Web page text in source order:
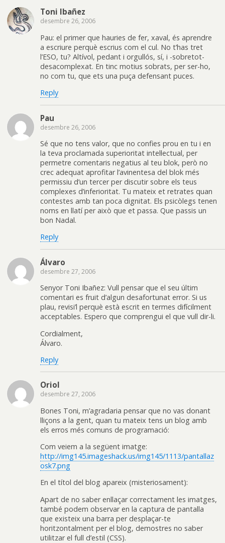
Toni Ibañez
desembre 26, 2006
Pau: el primer que hauries de fer, xaval, és aprendre
a escriure perquè escrius com el cul. No t’has tret
l’ESO, tu? Altívol, pedant i orgullós, sí, i -sobretot-
desacomplexat. En tinc motius sobrats, per ser-ho,
no com tu, que ets una puça defensant puces.
Reply
Pau
desembre 26, 2006
Sé que no tens valor, que no confies prou en tu i en
la teva proclamada superioritat intel·lectual, per
permetre comentaris negatius al teu blok, però no
crec adequat aprofitar l’avinentesa del blok més
permissiu d’un tercer per discutir sobre els teus
complexes d’inferioritat. Tu mateix et retrates quan
contestes amb tan poca dignitat. Els psicòlegs tenen
noms en llatí per això que et passa. Que passis un
bon Nadal.
Reply
Álvaro
desembre 27, 2006
Senyor Toni Ibañez: Vull pensar que el seu últim
comentari es fruit d’algun desafortunat error. Si us
plau, revisi’l perquè està escrit en termes difícilment
acceptables. Espero que comprengui el que vull dir-li.
Cordialment,
Álvaro.
Reply
Oriol
desembre 27, 2006
Bones Toni, m’agradaria pensar que no vas donant
lliçons a la gent, quan tu mateix tens un blog amb
els erros més comuns de programació:
Com veiem a la següent imatge:
http://img145.imageshack.us/img145/1113/pantallaz
osk7.png
En el títol del blog apareix (misteriosament):
Apart de no saber enllaçar correctament les imatges,
també podem observar en la captura de pantalla
que existeix una barra per desplaçar-te
horitzontalment per el blog, demostres no saber
utilitzar el full d’estil (CSS).